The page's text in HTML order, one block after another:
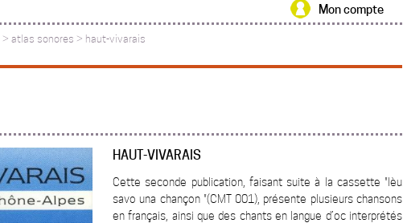
Mon compte
> atlas sonores > haut-vivarais
HAUT-VIVARAIS
Cette seconde publication, faisant suite à la cassette "Ièu
savo una chançon "(CMT 001), présente plusieurs chansons
en français, ainsi que des chants en langue d’oc interprétés